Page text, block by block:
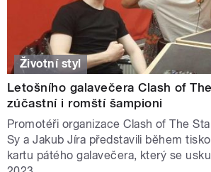
Životní styl
Letošního galavečera Clash of
zúčastní i romští šampioni
Promotéři organizace Clash of The
Sy a Jakub Jíra představili během
kartu pátého galavečera, který se